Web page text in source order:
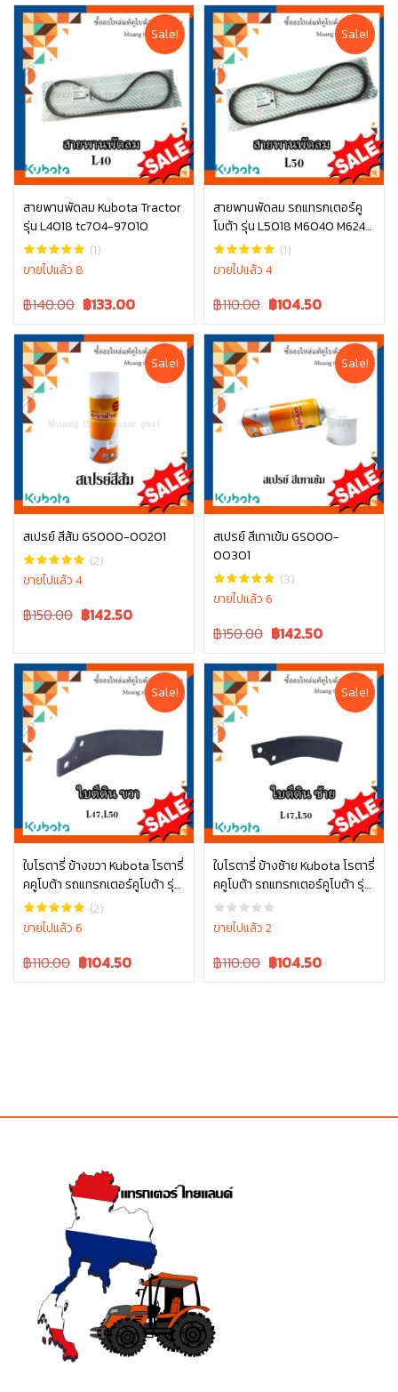
was:
฿30.00.
is:
฿30.00.
was:
฿85.00.
is:
฿85.00.
Sale!
สายพานพัดลม Kubota Tractor
รุ่น L4018 tc704-97010
(1)
ขายไปแล้ว 8
Original
was:
฿140.00.
฿140.00 Current
is:
฿140.00.
฿133.00
หยิบใส่ตะกร้า
Sale!
สายพานพัดลม รถแทรกเตอร์คู
โบต้า รุ่น L5018 M6040 M6240
TC803-97010
(1)
ขายไปแล้ว 4
Original
was:
฿110.00.
฿110.00 Current
is:
฿110.00.
฿104.50
หยิบใส่ตะกร้า
Sale!
สเปรย์ สีส้ม GS000-00201
(2)
ขายไปแล้ว 4
Original
฿150.00.
฿150.00 Current
฿150.00.
฿142.50
หยิบใส่ตะกร้า
Sale!
สเปรย์ สีเทาเข้ม GS000-
00301
(3)
ขายไปแล้ว 6
Original
was:
฿150.00.
฿150.00 Current
is:
฿150.00.
฿142.50
Sale!
ใบโรตารี่ ข้างขวา Kubota โรตารี่
คคูโบต้า รถแทรกเตอร์คูโบต้า รุ่น
L4708 L5018 W9518-54071
(2)
ขายไปแล้ว 6
Original
฿110.00 Current
฿104.50
หยิบใส่ตะกร้า
Sale!
ใบโรตารี่ ข้างซ้าย Kubota โรตารี่
คคูโบต้า รถแทรกเตอร์คูโบต้า รุ่น
L4708 L5018 W9518-54061
ขายไปแล้ว 2
Original
฿110.00 Current
฿104.50
หยิบใส่ตะกร้า